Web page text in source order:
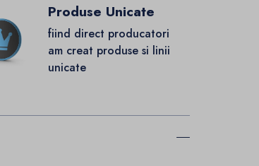
Produse Unicate
fiind direct producatori
am creat produse si linii
unicate